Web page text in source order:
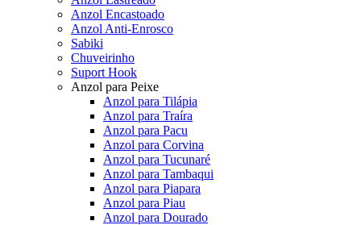
Anzol Encastoado
Anzol Anti-Enrosco
Sabiki
Chuveirinho
Suport Hook
Anzol para Peixe
Anzol para Tilápia
Anzol para Traíra
Anzol para Pacu
Anzol para Corvina
Anzol para Tucunaré
Anzol para Tambaqui
Anzol para Piapara
Anzol para Piau
Anzol para Dourado